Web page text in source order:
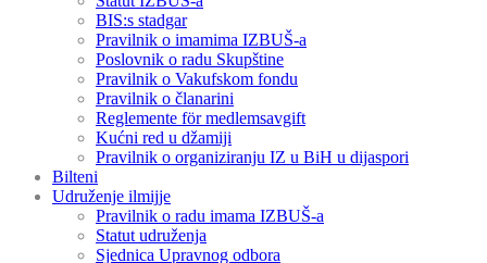
BIS:s stadgar
Pravilnik o imamima IZBUŠ-a
Poslovnik o radu Skupštine
Pravilnik o Vakufskom fondu
Pravilnik o članarini
Reglemente för medlemsavgift
Kućni red u džamiji
Pravilnik o organiziranju IZ u BiH u dijaspori
Bilteni
Udruženje ilmijje
Pravilnik o radu imama IZBUŠ-a
Statut udruženja
Sjednica Upravnog odbora